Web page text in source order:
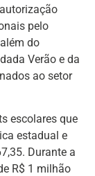
pelo
do
Verão e da
ao setor
escolares que
estadual e
Durante a
R$ 1 milhão